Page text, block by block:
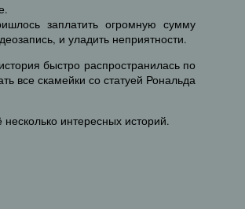
заплатить огромную сумму
и уладить неприятности.
быстро распространилась по
все скамейки со статуей Рональда
интересных историй.